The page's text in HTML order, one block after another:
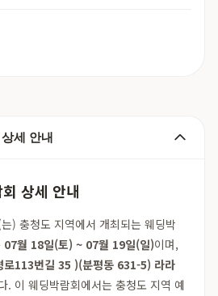
세 안내
상세 안내
) 충청도 지역에서 개최되는 웨딩박
07월 18일(토) ~ 07월 19일(일)이며,
로113번길 35 )(분평동 631-5) 라라
. 이 웨딩박람회에서는 충청도 지역 예